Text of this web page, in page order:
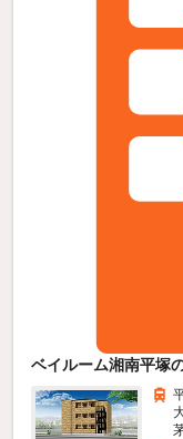
ベイルーム湘南平塚